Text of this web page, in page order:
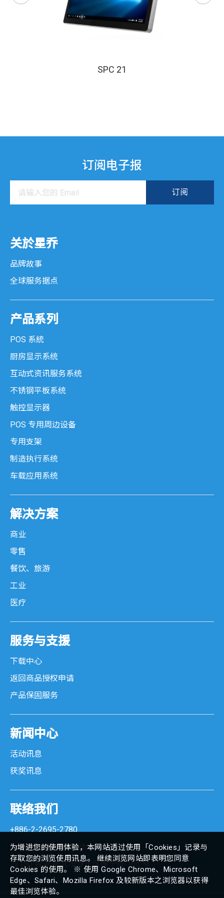
SPC 21
订阅电子报
关於星乔
品牌故事
全球服务据点
产品系列
POS 系統
厨房显示系统
互动式资讯服务系统
不锈钢平板系统
触控显示器
POS 专用周边设备
专用支架
制造执行系统
车载应用系统
解决方案
商业
零售
餐饮、旅游
工业
医疗
服务与支援
下载中心
返回商品授权申请
产品保固服务
新闻中心
活动讯息
获奖讯息
联络我们
+886-2-2695-2780
marketing@senortech.com
22150 台湾 新北市汐止区康宁街 165 号
为增进您的使用体验，本网站透过使用「Cookies」记录与
存取您的浏览使用讯息。 继续浏览网站即表明您同意
Cookies 的使用。 ※ 使用 Google Chrome、Microsoft
Edge、Safari、Mozilla Firefox 及较新版本之浏览器以获得
最佳浏览体验。